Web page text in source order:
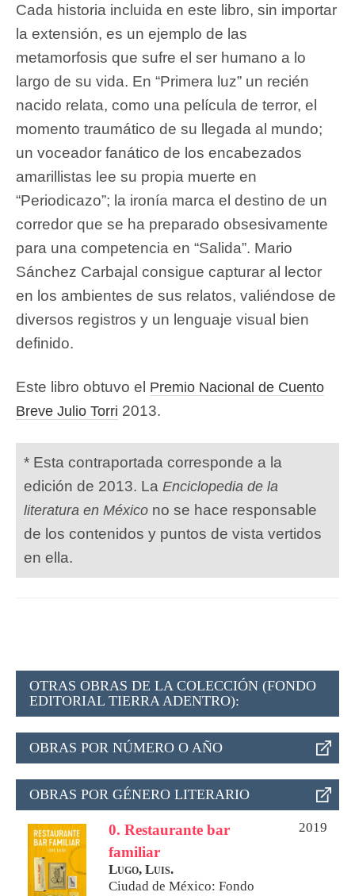
Cada historia incluida en este libro, sin importar
la extensión, es un ejemplo de las
metamorfosis que sufre el ser humano a lo
largo de su vida. En “Primera luz” un recién
nacido relata, como una película de terror, el
momento traumático de su llegada al mundo;
un voceador fanático de los encabezados
amarillistas lee su propia muerte en
“Periodicazo”; la ironía marca el destino de un
corredor que se ha preparado obsesivamente
para una competencia en “Salida”. Mario
Sánchez Carbajal consigue capturar al lector
en los ambientes de sus relatos, valiéndose de
diversos registros y un lenguaje visual bien
definido.
Este libro obtuvo el Premio Nacional de Cuento
Breve Julio Torri 2013.
* Esta contraportada corresponde a la
edición de 2013. La Enciclopedia de la
literatura en México no se hace responsable
de los contenidos y puntos de vista vertidos
en ella.
OTRAS OBRAS DE LA COLECCIÓN (FONDO
EDITORIAL TIERRA ADENTRO):
OBRAS POR NÚMERO O AÑO
OBRAS POR GÉNERO LITERARIO
0. Restaurante bar
familiar
2019
Lugo, Luis.
Ciudad de México: Fondo